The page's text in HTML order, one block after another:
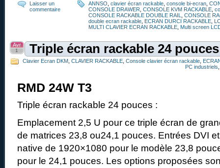
Laisser un
commentaire
ANNSO clavier écran rackable console bi-ecran
CONSOLE DRAWER CONSOLE KVM RACKABLE
CONSOLE RACKABLE DOUBLE RAIL
CONSOLE
double ecran rackable
ECRAN DURCI RACKABLE
MULTI CLAVIER ECRAN RACKABLE Multi screen
Triple écran rackable 24 pouces
Avr
1
Clavier Ecran DKM CLAVIER RACKABLE Console clavier écran rackable
PC industriels
RMD 24W T3
Triple écran rackable 24 pouces :
Emplacement 2,5 U pour ce triple écran de
de matrices 23,8 ou24,1 pouces. Entrées DVI
native de 1920×1080 pour le modèle 23,8
pour le 24,1 pouces. Les options proposées